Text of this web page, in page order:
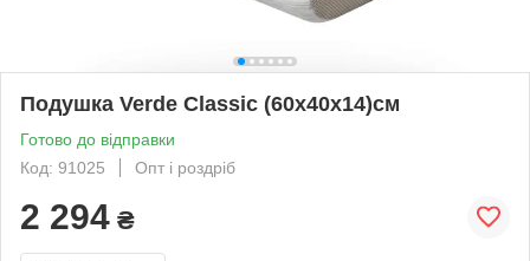
Подушка Verde Classic (60x40x14)см
Готово до відправки
Код: 91025
Опт і роздріб
2 294 ₴